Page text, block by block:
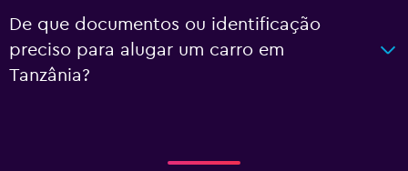
De que documentos ou identificação
preciso para alugar um carro em
Tanzânia?